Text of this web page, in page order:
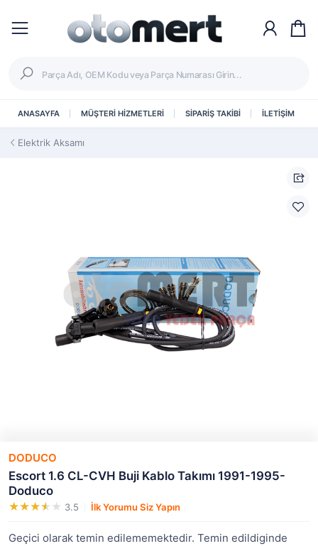
ANASAYFA MÜŞTERİ HİZMETLERİ SİPARİŞ TAKİBİ İLETİŞİM
Elektrik Aksamı
DODUCO
Escort 1.6 CL-CVH Buji Kablo Takımı 1991-1995-
Doduco
3.5 İlk Yorumu Siz Yapın
Geçici olarak temin edilememektedir. Temin edildiginde